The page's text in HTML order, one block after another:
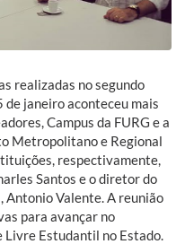
realizadas no segundo
janeiro aconteceu mais
Campus da FURG e a
Metropolitano e Regional
respectivamente,
Santos e o diretor do
Antonio Valente. A reunião
para avançar no
Livre Estudantil no Estado.